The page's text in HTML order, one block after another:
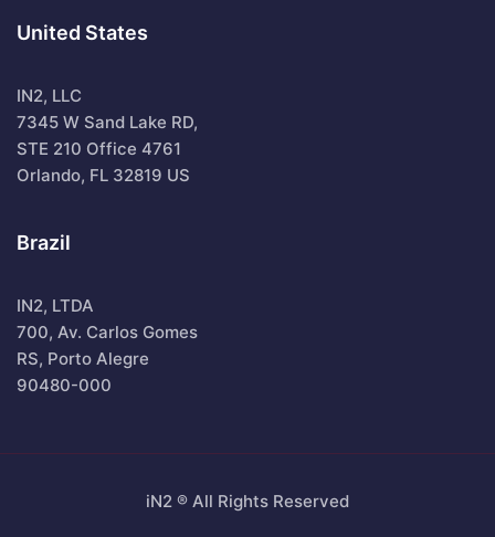
United States
IN2, LLC
7345 W Sand Lake RD,
STE 210 Office 4761
Orlando, FL 32819 US
Brazil
IN2, LTDA
700, Av. Carlos Gomes
RS, Porto Alegre
90480-000
iN2 ® All Rights Reserved